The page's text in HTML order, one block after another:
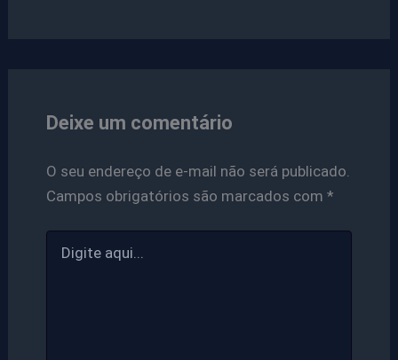
Deixe um comentário
O seu endereço de e-mail não será publicado.
Campos obrigatórios são marcados com *
aqui...